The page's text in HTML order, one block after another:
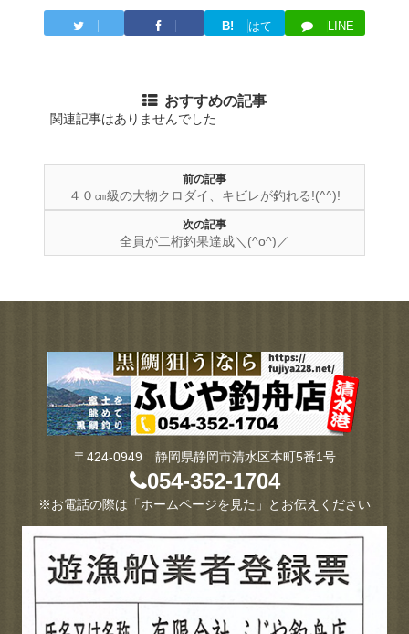
B!
はて
LINE
おすすめの記事
関連記事はありませんでした
前の記事
４０㎝級の大物クロダイ、キビレが釣れる!(^^)!
次の記事
全員が二桁釣果達成＼(^o^)／
〒424-0949 静岡県静岡市清水区本町5番1号
054-352-1704
※お電話の際は「ホームページを見た」とお伝えください